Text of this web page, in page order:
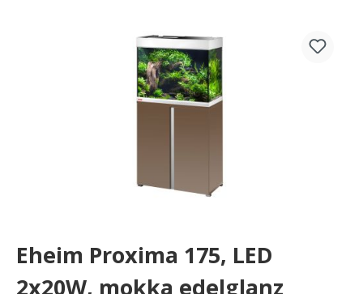
Eheim Proxima 175, LED
2x20W, mokka edelglanz